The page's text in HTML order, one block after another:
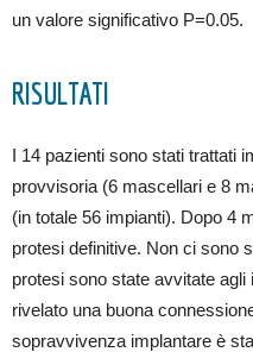
un valore significativo P=0.05.
RISULTATI
I 14 pazienti sono stati trattati
provvisoria (6 mascellari e 8
(in totale 56 impianti). Dopo 4
protesi definitive. Non ci sono
protesi sono state avvitate
rivelato una buona
sopravvivenza implantare è